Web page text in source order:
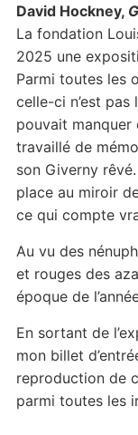
David Hockney,
La fondation
2025 une
Parmi toutes les
celle-ci n’est
pouvait
travaillé de
son Giverny
place au miroir
ce qui compte
Au vu des
et rouges des
époque de
En sortant de
mon billet
reproduction de
parmi toutes les